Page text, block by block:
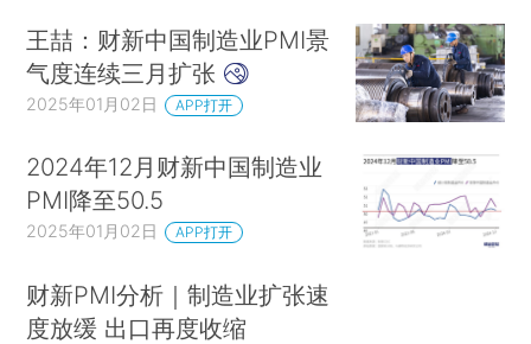
王喆：财新中国制造业PMI景
气度连续三月扩张
2025年01月02日 APP打开
2024年12月财新中国制造业
PMI降至50.5
2025年01月02日 APP打开
财新PMI分析｜制造业扩张速
度放缓 出口再度收缩